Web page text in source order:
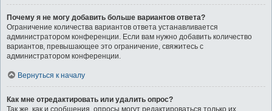
Почему я не могу добавить больше вариантов ответа?
Ограничение количества вариантов ответа устанавливается
администратором конференции. Если вам нужно добавить количество
вариантов, превышающее это ограничение, свяжитесь с
администратором конференции.
Вернуться к началу
Как мне отредактировать или удалить опрос?
Так же, как и сообщения, опросы могут редактироваться только их